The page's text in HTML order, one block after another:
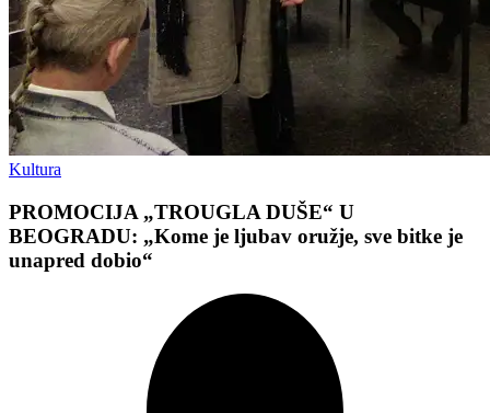
Kultura
PROMOCIJA „TROUGLA DUŠE“ U
BEOGRADU: „Kome je ljubav oružje, sve bitke je
unapred dobio“